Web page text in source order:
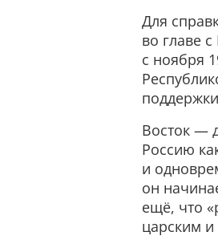
Для
во главе
с ноября
Восток —
Россию
и
он
ещё, что
царским